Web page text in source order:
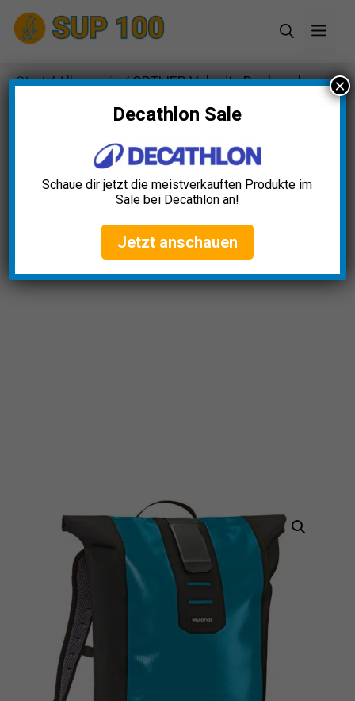
Zum
Inhalt
Start/Allgemein/ ORTLIEB Velocity Rucksack
Decathlon Sale
Schaue dir jetzt die meistverkauften Produkte im
Sale bei Decathlon an!
Jetzt anschauen
×